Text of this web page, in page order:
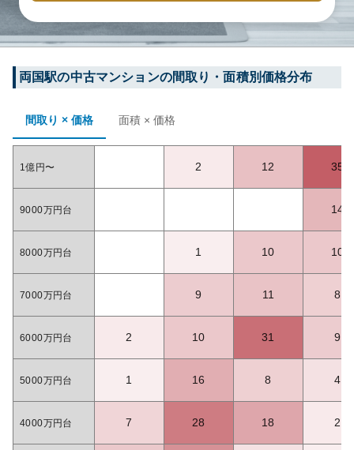
両国駅の中古マンションの間取り・面積別価格分布
間取り × 価格 面積 × 価格
1億円〜 2 12 35
9000万円台 14
8000万円台 1 10 10
7000万円台 9 11 8
6000万円台 2 10 31 9
5000万円台 1 16 8 4
4000万円台 7 28 18 2